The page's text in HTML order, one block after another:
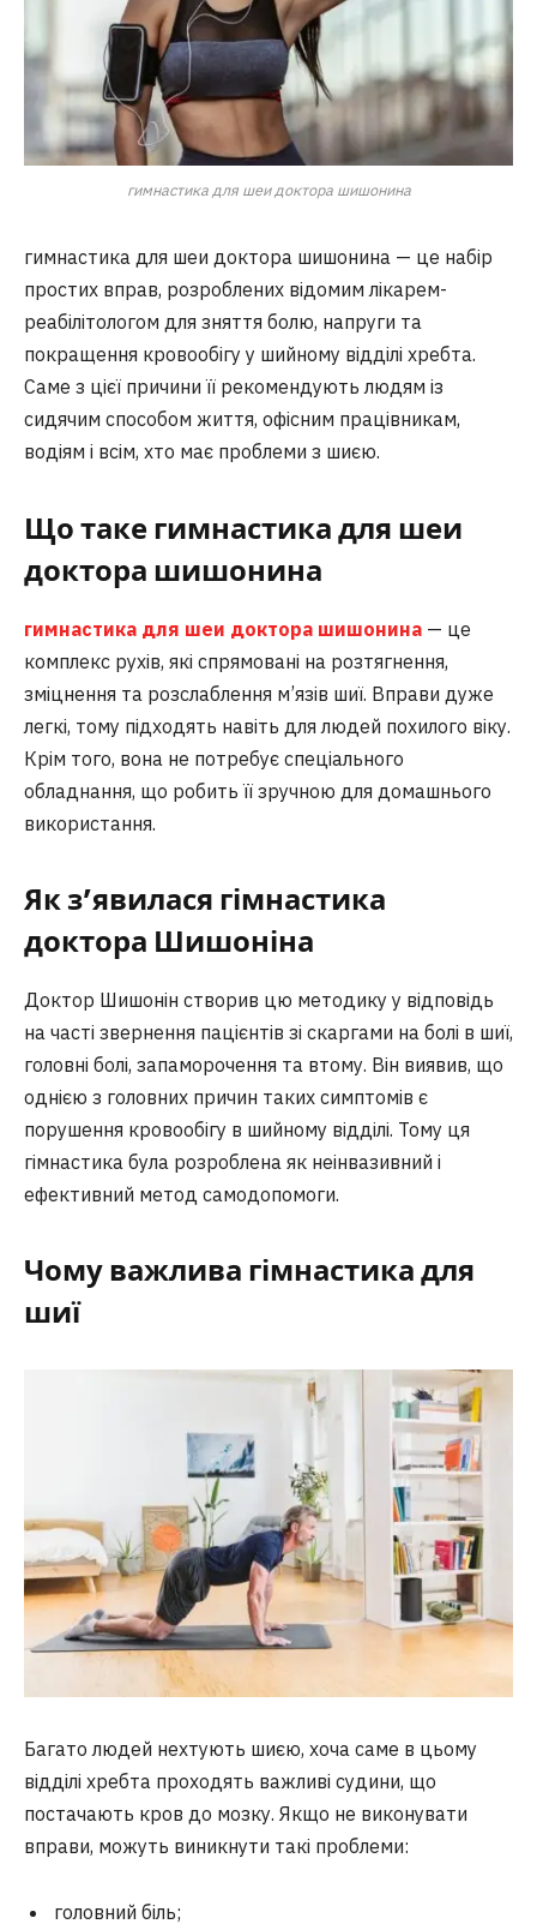
гимнастика для шеи доктора шишонина
гимнастика для шеи доктора шишонина — це набір
простих вправ, розроблених відомим лікарем-
реабілітологом для зняття болю, напруги та
покращення кровообігу у шийному відділі хребта.
Саме з цієї причини її рекомендують людям із
сидячим способом життя, офісним працівникам,
водіям і всім, хто має проблеми з шиєю.
Що таке гимнастика для шеи
доктора шишонина
гимнастика для шеи доктора шишонина — це
комплекс рухів, які спрямовані на розтягнення,
зміцнення та розслаблення м’язів шиї. Вправи дуже
легкі, тому підходять навіть для людей похилого віку.
Крім того, вона не потребує спеціального
обладнання, що робить її зручною для домашнього
використання.
Як з’явилася гімнастика
доктора Шишоніна
Доктор Шишонін створив цю методику у відповідь
на часті звернення пацієнтів зі скаргами на болі в шиї,
головні болі, запаморочення та втому. Він виявив, що
однією з головних причин таких симптомів є
порушення кровообігу в шийному відділі. Тому ця
гімнастика була розроблена як неінвазивний і
ефективний метод самодопомоги.
Чому важлива гімнастика для
шиї
Багато людей нехтують шиєю, хоча саме в цьому
відділі хребта проходять важливі судини, що
постачають кров до мозку. Якщо не виконувати
вправи, можуть виникнути такі проблеми:
головний біль;